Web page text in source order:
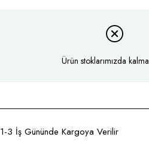
Ürün stoklarımızda
1-3 İş Gününde Kargoya Verilir